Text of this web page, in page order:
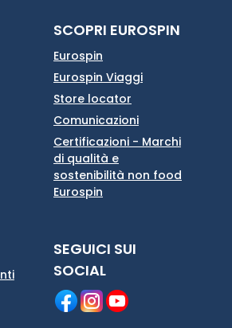
SCOPRI EUROSPIN
Eurospin
Eurospin Viaggi
Store locator
Comunicazioni
Certificazioni - Marchi
di qualità e
sostenibilità non food
Eurospin
SEGUICI SUI
SOCIAL